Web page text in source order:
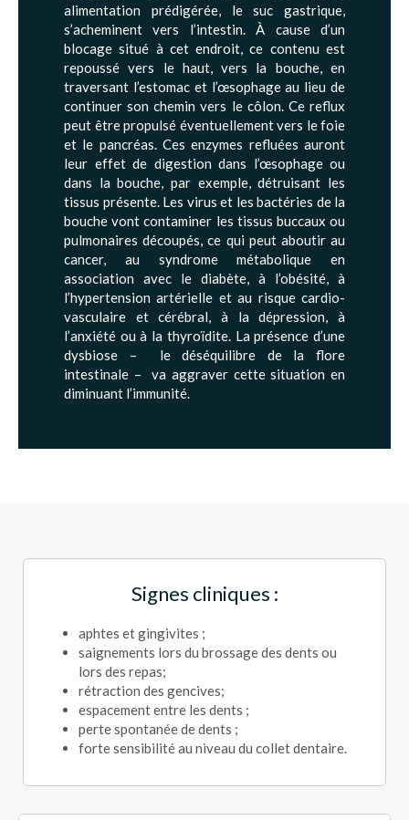
alimentation prédigérée, le suc gastrique,
s’acheminent vers l’intestin. À cause d’un
blocage situé à cet endroit, ce contenu est
repoussé vers le haut, vers la bouche, en
traversant l’estomac et l’œsophage au lieu de
continuer son chemin vers le côlon. Ce reflux
peut être propulsé éventuellement vers le foie
et le pancréas. Ces enzymes refluées auront
leur effet de digestion dans l’œsophage ou
dans la bouche, par exemple, détruisant les
tissus présente. Les virus et les bactéries de la
bouche vont contaminer les tissus buccaux ou
pulmonaires découpés, ce qui peut aboutir au
cancer, au syndrome métabolique en
association avec le diabète, à l’obésité, à
l’hypertension artérielle et au risque cardio-
vasculaire et cérébral, à la dépression, à
l’anxiété ou à la thyroïdite. La présence d’une
dysbiose – le déséquilibre de la flore
intestinale – va aggraver cette situation en
diminuant l’immunité.
Signes cliniques :
aphtes et gingivites ;
saignements lors du brossage des dents ou
lors des repas;
rétraction des gencives;
espacement entre les dents ;
perte spontanée de dents ;
forte sensibilité au niveau du collet dentaire.